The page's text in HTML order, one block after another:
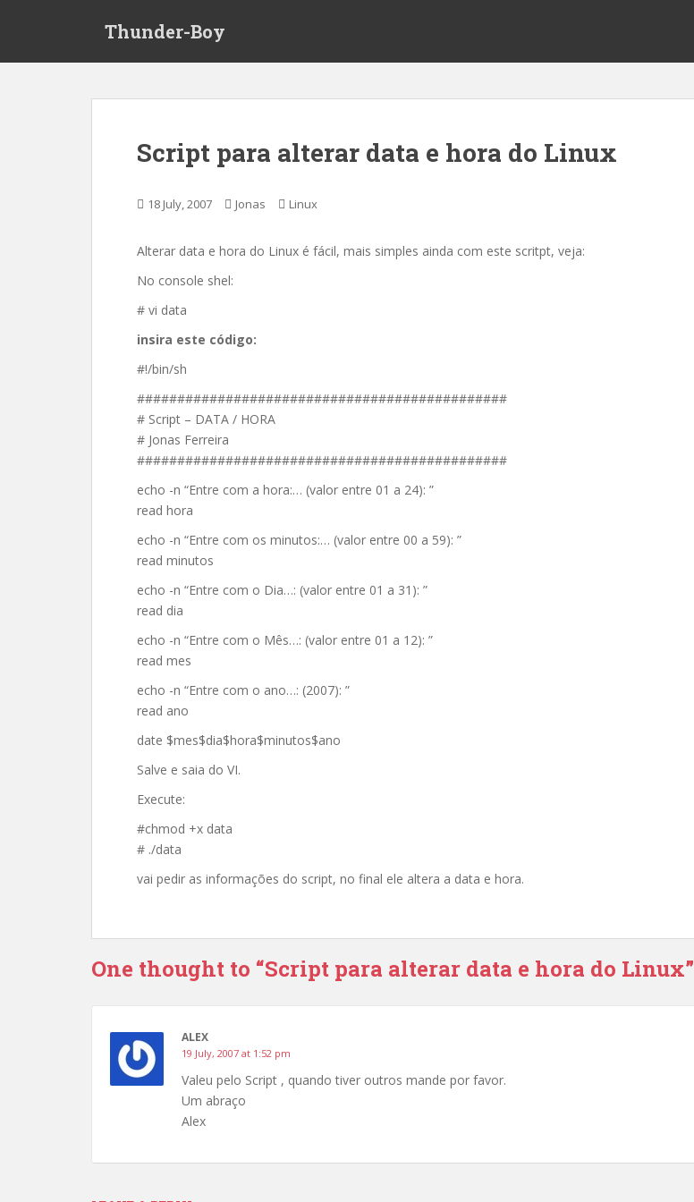
Thunder-Boy
Script para alterar data e hora do Linux
18 July, 2007 Jonas Linux
Alterar data e hora do Linux é fácil, mais simples ainda com este scritpt, veja:
No console shel:
# vi data
insira este código:
#!/bin/sh
##############################################
# Script – DATA / HORA
# Jonas Ferreira
##############################################
echo -n “Entre com a hora:… (valor entre 01 a 24): ”
read hora
echo -n “Entre com os minutos:… (valor entre 00 a 59): ”
read minutos
echo -n “Entre com o Dia…: (valor entre 01 a 31): ”
read dia
echo -n “Entre com o Mês…: (valor entre 01 a 12): ”
read mes
echo -n “Entre com o ano…: (2007): ”
read ano
date $mes$dia$hora$minutos$ano
Salve e saia do VI.
Execute:
#chmod +x data
# ./data
vai pedir as informações do script, no final ele altera a data e hora.
One thought to “Script para alterar data e hora do Linux”
ALEX
19 July, 2007 at 1:52 pm
Valeu pelo Script , quando tiver outros mande por favor.
Um abraço
Alex